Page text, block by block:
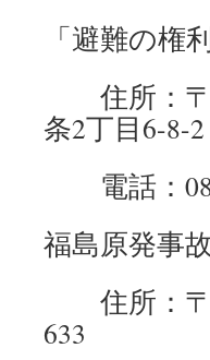
「避難の権
住所：〒
条2丁目6-
電話：
福島原発事
住所：〒
633